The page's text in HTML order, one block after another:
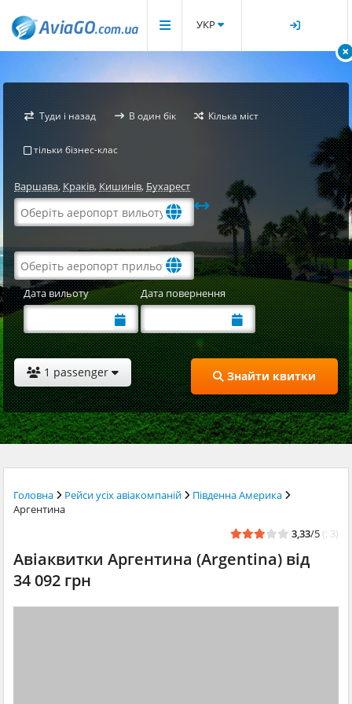
УКР
Туди і назад В один бік Кілька міст
тільки бізнес-клас
Варшава, Краків, Кишинів,Бухарест
Дата вильоту Дата повернення
1 passenger Знайти квитки
Головна Рейси усіх авіакомпаній
Південна Америка
Аргентина
3,33/5 (: 3)
Авіаквитки Аргентина (Argentina) від
34 092 грн